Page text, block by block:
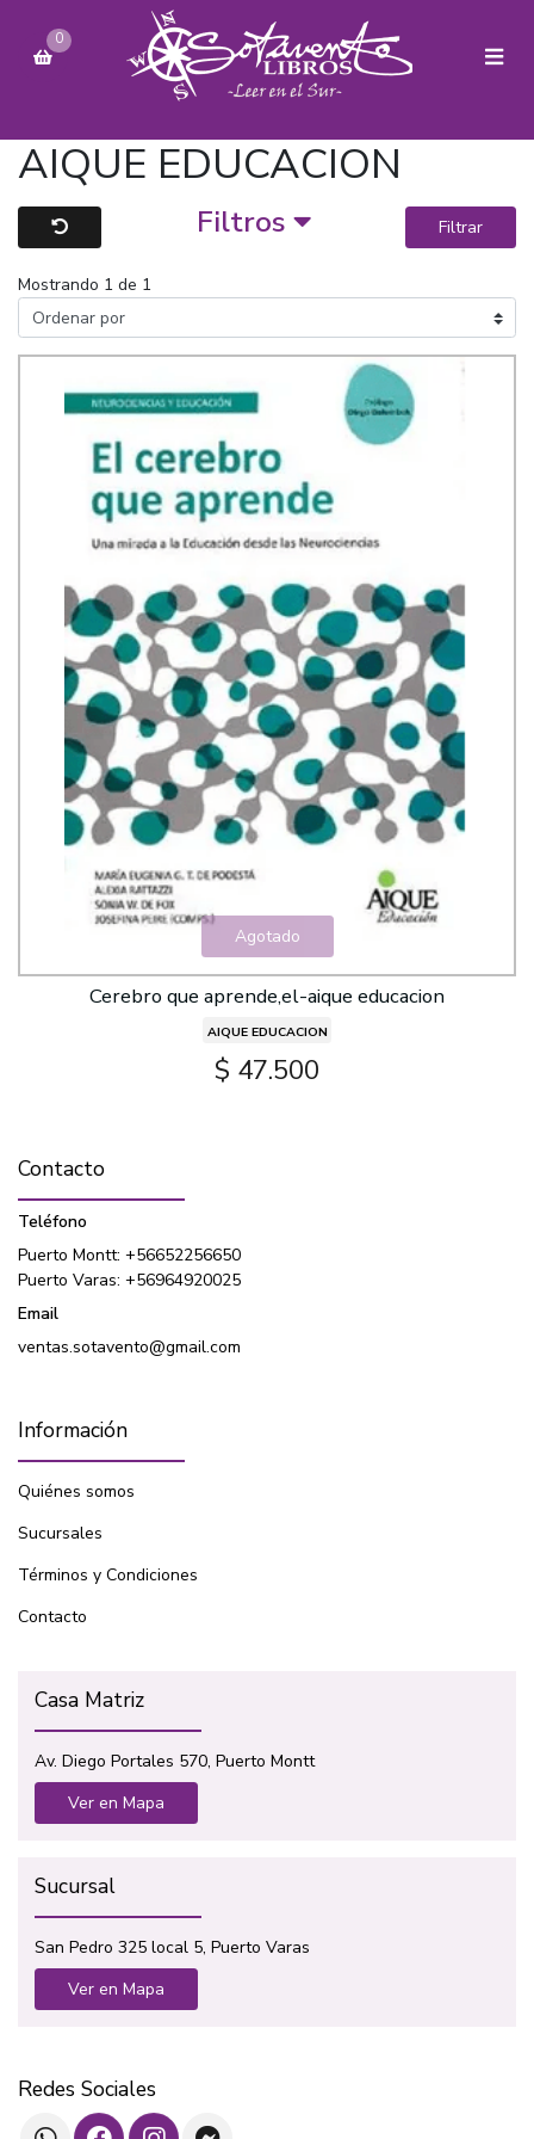
0
AIQUE EDUCACION
Filtros Filtrar
Mostrando 1 de 1
Agotado
Cerebro que aprende,el-aique educacion
AIQUE EDUCACION
$ 47.500
Contacto
Teléfono
Puerto Montt: +56652256650
Puerto Varas: +56964920025
Email
ventas.sotavento@gmail.com
Información
Quiénes somos
Sucursales
Términos y Condiciones
Contacto
Casa Matriz
Av. Diego Portales 570, Puerto Montt
Ver en Mapa
Sucursal
San Pedro 325 local 5, Puerto Varas
Ver en Mapa
Redes Sociales